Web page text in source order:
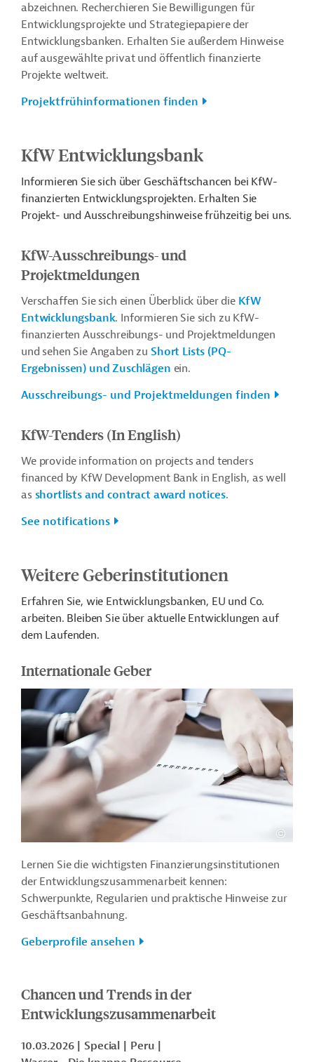
abzeichnen. Recherchieren Sie Bewilligungen für
Entwicklungsprojekte und Strategiepapiere der
Entwicklungsbanken. Erhalten Sie außerdem Hinweise
auf ausgewählte privat und öffentlich finanzierte
Projekte weltweit.
Projektfrühinformationen finden
KfW Entwicklungsbank
Informieren Sie sich über Geschäftschancen bei KfW-
finanzierten Entwicklungsprojekten. Erhalten Sie
Projekt- und Ausschreibungshinweise frühzeitig bei uns.
KfW-Ausschreibungs- und
Projektmeldungen
Verschaffen Sie sich einen Überblick über die KfW
Entwicklungsbank. Informieren Sie sich zu KfW-
finanzierten Ausschreibungs- und Projektmeldungen
und sehen Sie Angaben zu Short Lists (PQ-
Ergebnissen) und Zuschlägen ein.
Ausschreibungs- und Projektmeldungen finden
KfW-Tenders (In English)
We provide information on projects and tenders
financed by KfW Development Bank in English, as well
as shortlists and contract award notices.
See notifications
Weitere Geberinstitutionen
Erfahren Sie, wie Entwicklungsbanken, EU und Co.
arbeiten. Bleiben Sie über aktuelle Entwicklungen auf
dem Laufenden.
Internationale Geber
Lernen Sie die wichtigsten Finanzierungsinstitutionen
der Entwicklungszusammenarbeit kennen:
Schwerpunkte, Regularien und praktische Hinweise zur
Geschäftsanbahnung.
Geberprofile ansehen
Chancen und Trends in der
Entwicklungszusammenarbeit
10.03.2026 Special
Peru